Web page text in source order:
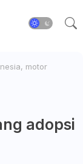
motor
adopsi